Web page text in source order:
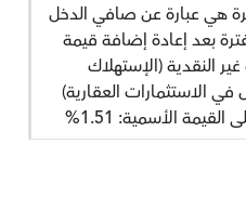
هي عبارة عن صافي الدخل
بعد إعادة إضافة قيمة
النقدية (الإستهلاك
الاستثمارات العقارية)
الأسمية: 1.51%